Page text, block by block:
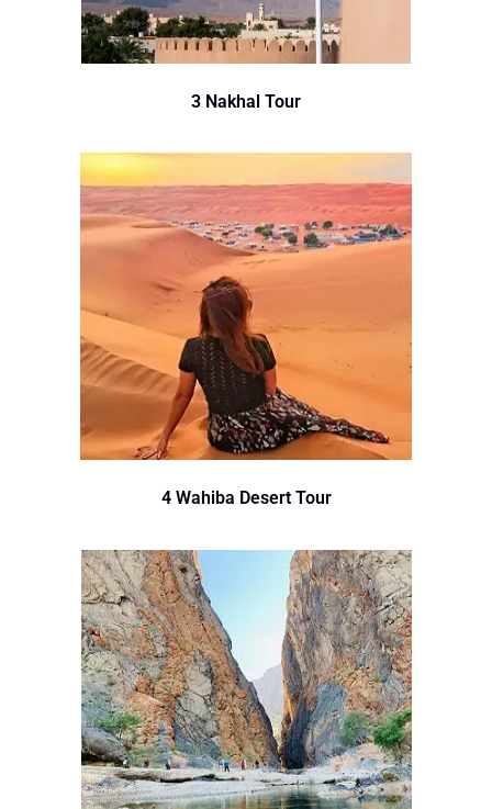
3 Nakhal Tour
4 Wahiba Desert Tour